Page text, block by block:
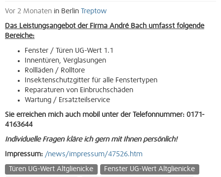
Vor 2 Monaten in Berlin Treptow
Das Leistungsangebot der Firma André Bach umfasst folgende
Bereiche:
Fenster / Türen UG-Wert 1.1
Innentüren, Verglasungen
Rollläden / Rolltore
Insektenschutzgitter für alle Fenstertypen
Reparaturen von Einbruchschäden
Wartung / Ersatzteilservice
Sie erreichen mich auch mobil unter der Telefonnummer: 0171-
4163644
Individuelle Fragen kläre ich gern mit Ihnen persönlich!
Impressum: /news/impressum/47526.htm
Türen UG-Wert Altglienicke
Fenster UG-Wert Altglienicke